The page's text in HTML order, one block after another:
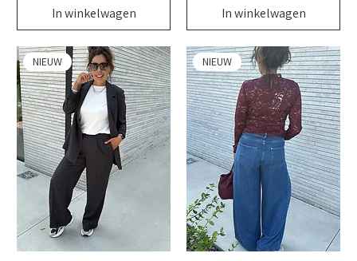
In winkelwagen In winkelwagen
NIEUW NIEUW